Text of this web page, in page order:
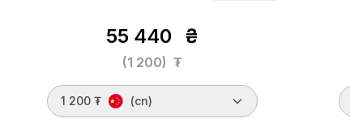
55 440 ₴
(1 200) ₮
1 200 ₮ (cn)